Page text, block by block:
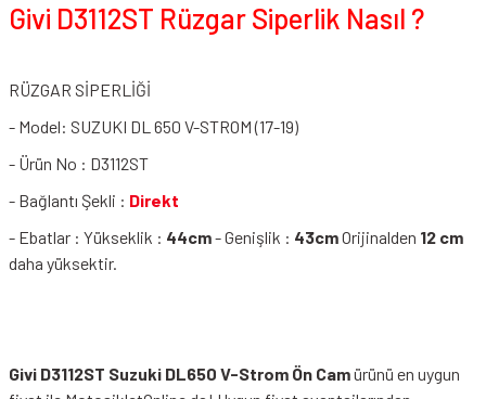
Givi D3112ST Rüzgar Siperlik Nasıl ?
RÜZGAR SİPERLİĞİ
- Model: SUZUKI DL 650 V-STROM (17-19)
- Ürün No : D3112ST
- Bağlantı Şekli : Direkt
- Ebatlar : Yükseklik : 44cm- Genişlik : 43cmOrijinalden 12 cm
daha yüksektir.
Givi D3112ST Suzuki DL650 V-Strom Ön Camürünü en uygun